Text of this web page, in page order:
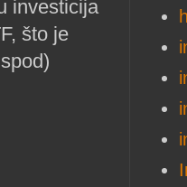
investicija
što je